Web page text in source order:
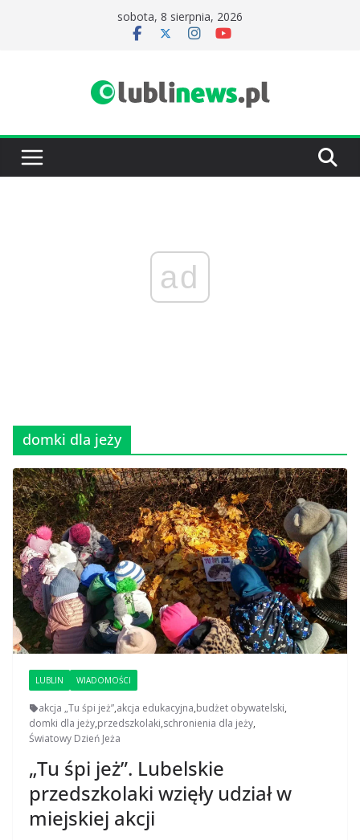
sobota, 8 sierpnia, 2026
ad
domki dla jeży
LUBLIN WIADOMOŚCI
akcja „Tu śpi jeż”,akcja edukacyjna,budżet obywatelski,
domki dla jeży,przedszkolaki,schronienia dla jeży,
Światowy Dzień Jeża
„Tu śpi jeż”. Lubelskie
przedszkolaki wzięły udział w
miejskiej akcji